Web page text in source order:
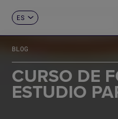
ES
FR
DE
IT
PT
BLOG
CURSO DE
ESTUDIO